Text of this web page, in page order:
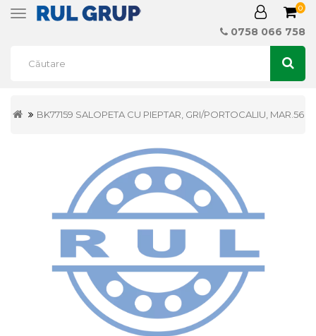
Toggle
0
0758 066 758
BK77159 SALOPETA CU PIEPTAR, GRI/PORTOCALIU, MAR.56